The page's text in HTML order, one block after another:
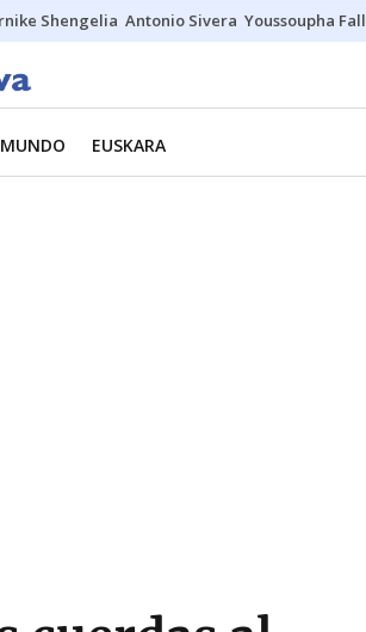
Shengelia Antonio Sivera Youssoupha Fall
MUNDO EUSKARA